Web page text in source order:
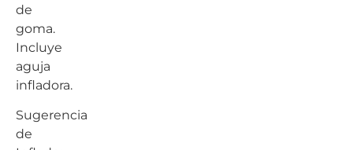
de
goma.
Incluye
aguja
infladora.
Sugerencia
de